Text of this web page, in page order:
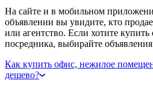
На сайте и в мобильном
объявлении вы увидите, кто
или агентство. Если хотите
посредника, выбирайте
Как купить офис, нежилое
дешево?